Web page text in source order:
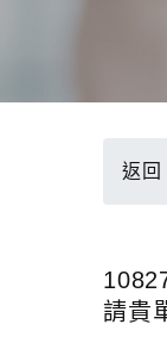
返回
請貴